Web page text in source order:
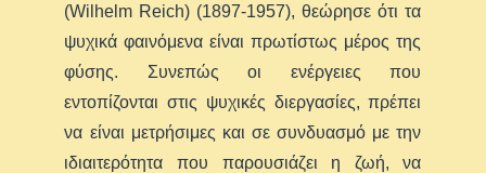
(Wilhelm Reich) (1897-1957), θεώρησε ότι τα
ψυχικά φαινόμενα είναι πρωτίστως μέρος της
φύσης. Συνεπώς οι ενέργειες που
εντοπίζονται στις ψυχικές διεργασίες, πρέπει
να είναι μετρήσιμες και σε συνδυασμό με την
ιδιαιτερότητα που παρουσιάζει η ζωή, να